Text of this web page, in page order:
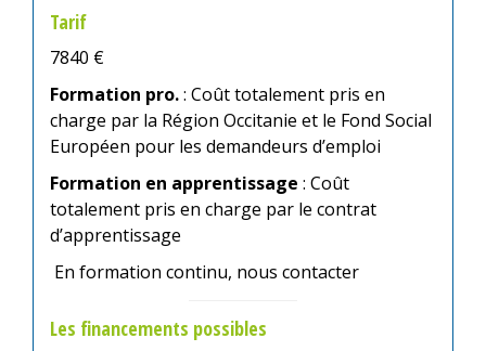
Tarif
7840 €
Formation pro.: Coût totalement pris en
charge par la Région Occitanie et le Fond Social
Européen pour les demandeurs d’emploi
Formation en apprentissage : Coût
totalement pris en charge par le contrat
d’apprentissage
En formation continu, nous contacter
Les financements possibles